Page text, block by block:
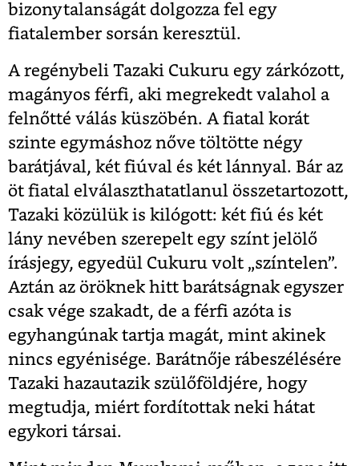
bizonytalanságát dolgozza fel egy
fiatalember sorsán keresztül.
A regénybeli Tazaki Cukuru egy zárkózott,
magányos férfi, aki megrekedt valahol a
felnőtté válás küszöbén. A fiatal korát
szinte egymáshoz nőve töltötte négy
barátjával, két fiúval és két lánnyal. Bár az
öt fiatal elválaszthatatlanul összetartozott,
Tazaki közülük is kilógott: két fiú és két
lány nevében szerepelt egy színt jelölő
írásjegy, egyedül Cukuru volt „színtelen”.
Aztán az öröknek hitt barátságnak egyszer
csak vége szakadt, de a férfi azóta is
egyhangúnak tartja magát, mint akinek
nincs egyénisége. Barátnője rábeszélésére
Tazaki hazautazik szülőföldjére, hogy
megtudja, miért fordítottak neki hátat
egykori társai.